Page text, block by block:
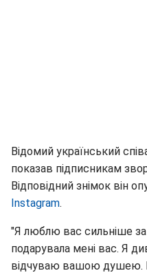
Відомий український
показав підписникам
Відповідний знімок він
Instagram.
"Я люблю вас сильніше
подарувала мені вас. Я
відчуваю вашою душею.